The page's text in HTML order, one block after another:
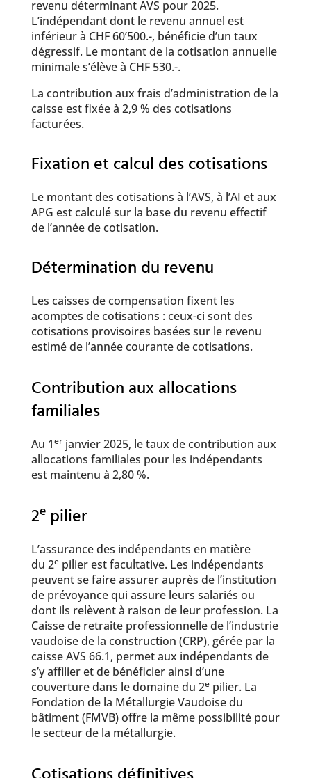
revenu déterminant AVS pour 2025.
L’indépendant dont le revenu annuel est
inférieur à CHF 60’500.-, bénéficie d’un taux
dégressif. Le montant de la cotisation annuelle
minimale s’élève à CHF 530.-.
La contribution aux frais d’administration de la
caisse est fixée à 2,9 % des cotisations
facturées.
Fixation et calcul des cotisations
Le montant des cotisations à l’AVS, à l’AI et aux
APG est calculé sur la base du revenu effectif
de l’année de cotisation.
Détermination du revenu
​Les caisses de compensation fixent les
acomptes de cotisations : ceux-ci sont des
cotisations provisoires basées sur le revenu
estimé de l’année courante de cotisations.
Contribution aux allocations
familiales
Au 1erjanvier 2025, le taux de contribution aux
allocations familiales pour les indépendants
est maintenu à 2,80 %.
2epilier
L’assurance des indépendants en matière
du 2epilier est facultative. Les indépendants
peuvent se faire assurer auprès de l’institution
de prévoyance qui assure leurs salariés ou
dont ils relèvent à raison de leur profession. La
Caisse de retraite professionnelle de l’industrie
vaudoise de la construction (CRP), gérée par la
caisse AVS 66.1, permet aux indépendants de
s’y affilier et de bénéficier ainsi d’une
couverture dans le domaine du 2epilier. La
Fondation de la Métallurgie Vaudoise du
bâtiment (FMVB) offre la même possibilité pour
le secteur de la métallurgie.